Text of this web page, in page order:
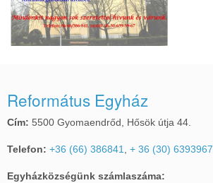
Karácsonyán
Református Egyház
Cím: 5500 Gyomaendrőd, Hősök útja 44.
Telefon: +36 (66) 386841, + 36 (30) 6393967
Egyházközségünk számlaszáma: